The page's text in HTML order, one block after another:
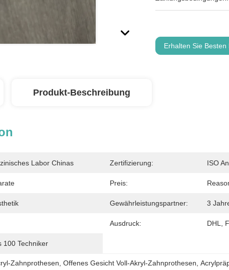
Erhalten Sie Besten
Produkt-Beschreibung
Labor Chinas Zertifizierung: ISO
Preis:
Gewährleistungspartner: 3
Ausdruck: DHL,
100 Techniker
Zahnprothesen , Offenes Gesicht Voll-Akryl-Zahnprothesen ,